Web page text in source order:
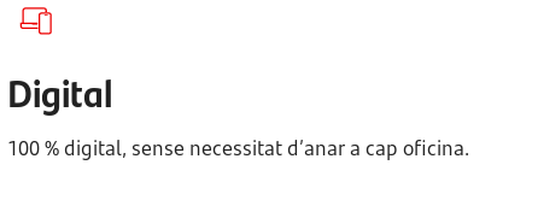
Digital
100 % digital, sense necessitat d’anar a cap oficina.